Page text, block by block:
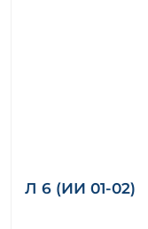
Л 6 (ИИ 01-02)